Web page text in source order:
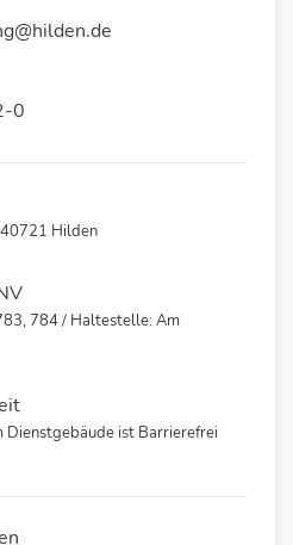
0
Hilden
784 / Haltestelle: Am
Dienstgebäude ist Barrierefrei